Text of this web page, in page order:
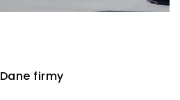
Dane firmy